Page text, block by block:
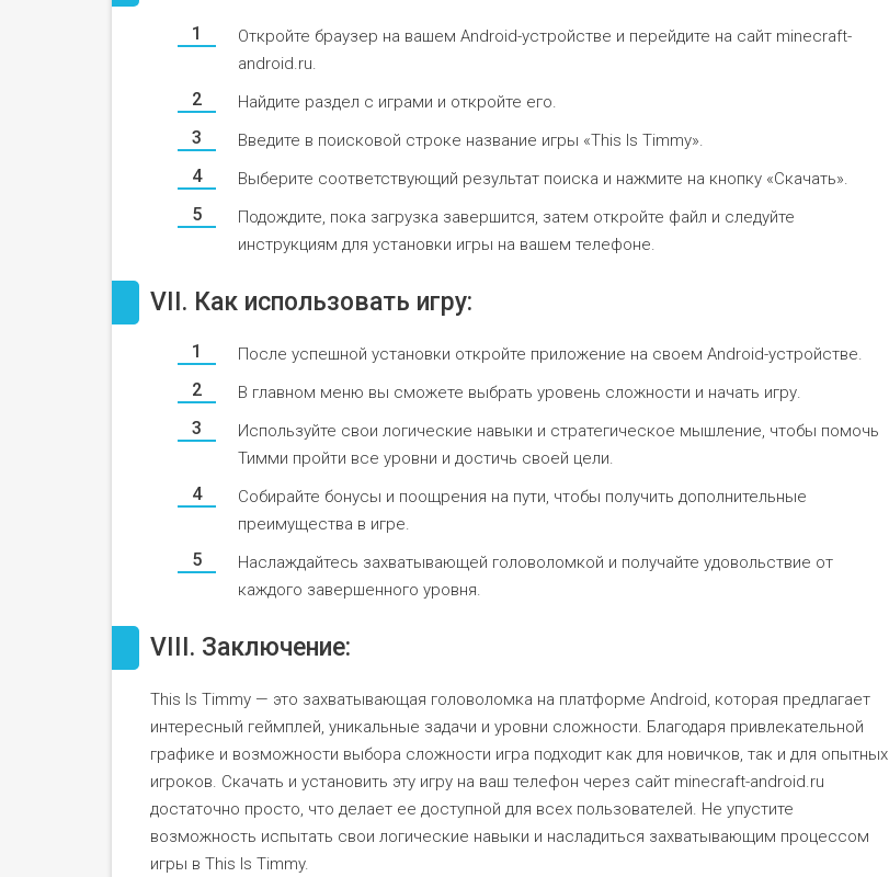
Откройте браузер на вашем Android-устройстве и перейдите на сайт minecraft-
android.ru.
Найдите раздел с играми и откройте его.
Введите в поисковой строке название игры «This Is Timmy».
Выберите соответствующий результат поиска и нажмите на кнопку «Скачать».
Подождите, пока загрузка завершится, затем откройте файл и следуйте
инструкциям для установки игры на вашем телефоне.
VII. Как использовать игру:
После успешной установки откройте приложение на своем Android-устройстве.
В главном меню вы сможете выбрать уровень сложности и начать игру.
Используйте свои логические навыки и стратегическое мышление, чтобы помочь
Тимми пройти все уровни и достичь своей цели.
Собирайте бонусы и поощрения на пути, чтобы получить дополнительные
преимущества в игре.
Наслаждайтесь захватывающей головоломкой и получайте удовольствие от
каждого завершенного уровня.
VIII. Заключение:
This Is Timmy — это захватывающая головоломка на платформе Android, которая предлагает
интересный геймплей, уникальные задачи и уровни сложности. Благодаря привлекательной
графике и возможности выбора сложности игра подходит как для новичков, так и для опытных
игроков. Скачать и установить эту игру на ваш телефон через сайт minecraft-android.ru
достаточно просто, что делает ее доступной для всех пользователей. Не упустите
возможность испытать свои логические навыки и насладиться захватывающим процессом
игры в This Is Timmy.